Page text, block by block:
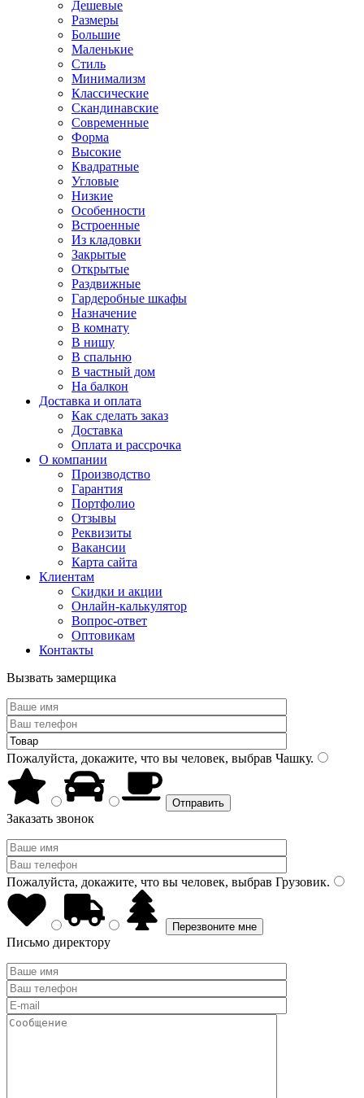
Дешевые
Размеры
Большие
Маленькие
Стиль
Минимализм
Классические
Скандинавские
Современные
Форма
Высокие
Квадратные
Угловые
Низкие
Особенности
Встроенные
Из кладовки
Закрытые
Открытые
Раздвижные
Гардеробные шкафы
Назначение
В комнату
В нишу
В спальню
В частный дом
На балкон
Доставка и оплата
Как сделать заказ
Доставка
Оплата и рассрочка
О компании
Производство
Гарантия
Портфолио
Отзывы
Реквизиты
Вакансии
Карта сайта
Клиентам
Скидки и акции
Онлайн-калькулятор
Вопрос-ответ
Оптовикам
Контакты
Вызвать замерщика
Пожалуйста, докажите, что вы человек, выбрав Чашку.
Заказать звонок
Пожалуйста, докажите, что вы человек, выбрав Грузовик.
Письмо директору